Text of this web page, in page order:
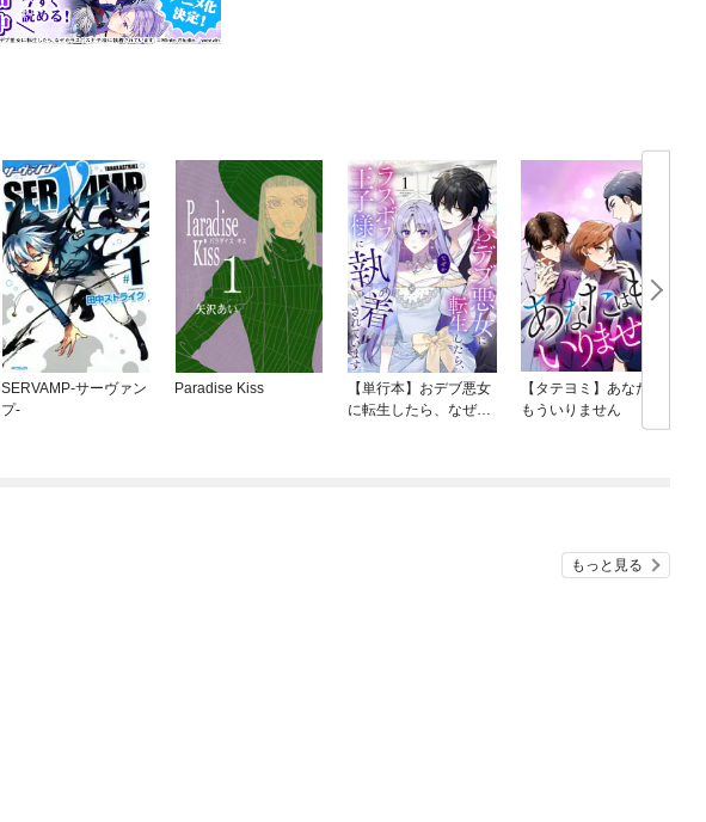
SERVAMP-サーヴァン
プ-
Paradise Kiss
【単行本】おデブ悪女
に転生したら、なぜか
【タテヨミ】あなたは
もういりません
もっと見る